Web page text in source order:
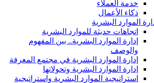
خدمة العملاء
ذكاء الأعمال
الموارد البشرية
اتجاهات حديثة للموارد البشرية
إدارة الموارد البشرية.. بين المفهوم
والوصف
إدارة الموارد البشرية في مجتمع المعرفة
إدارة الموارد البشرية وتحولاتها
استراتيجية الموارد البشرية واستراتيجية